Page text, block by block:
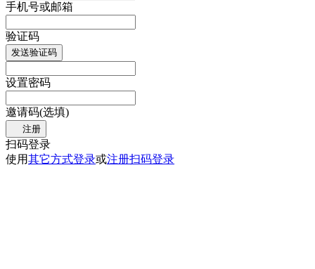
手机号或邮箱
验证码
发送验证码
设置密码
邀请码(选填)
注册
扫码登录
使用其它方式登录或注册扫码登录